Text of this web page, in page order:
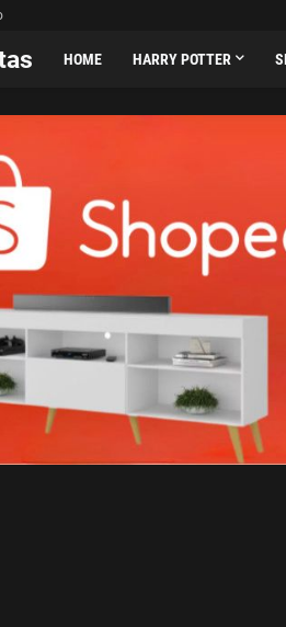
HOME HARRY POTTER